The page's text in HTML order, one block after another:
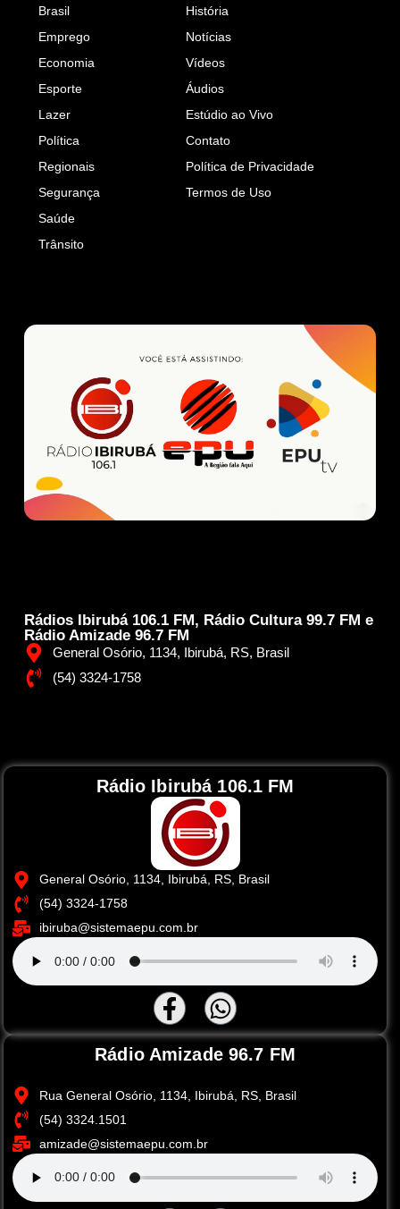
Rádios Ibirubá 106.1 FM, Rádio Cultura 99.7 FM e
Rádio Amizade 96.7 FM
General Osório, 1134, Ibirubá, RS, Brasil
(54) 3324-1758
Brasil
Emprego
Economia
Esporte
Lazer
Política
Regionais
Segurança
Saúde
Trânsito
História
Notícias
Vídeos
Áudios
Estúdio ao Vivo
Contato
Política de Privacidade
Termos de Uso
Rádio Ibirubá 106.1 FM
General Osório, 1134, Ibirubá, RS, Brasil
(54) 3324-1758
ibiruba@sistemaepu.com.br
Rádio Amizade 96.7 FM
Rua General Osório, 1134, Ibirubá, RS, Brasil
(54) 3324.1501
amizade@sistemaepu.com.br